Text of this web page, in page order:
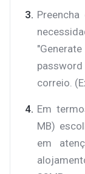
correio.
Em
MB)
em